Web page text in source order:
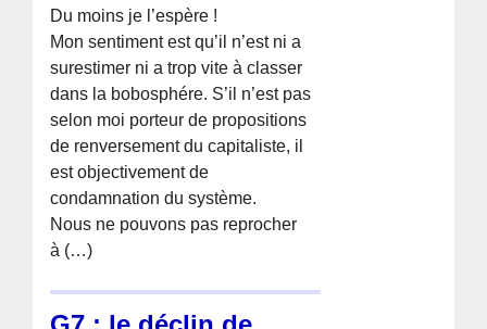
Du moins je l’espère !
Mon sentiment est qu’il n’est ni a
surestimer ni a trop vite à classer
dans la bobosphére. S’il n’est pas
selon moi porteur de propositions
de renversement du capitaliste, il
est objectivement de
condamnation du système.
Nous ne pouvons pas reprocher
à (…)